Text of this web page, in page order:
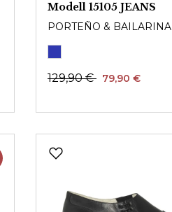
Modell 15105 JEANS
PORTEÑO & BAILARINA
129,90 € 79,90 €